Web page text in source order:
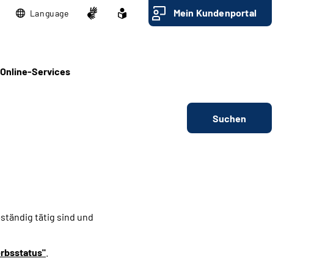
Language Mein Kundenportal
Online-Services
Suchen
tätig sind und